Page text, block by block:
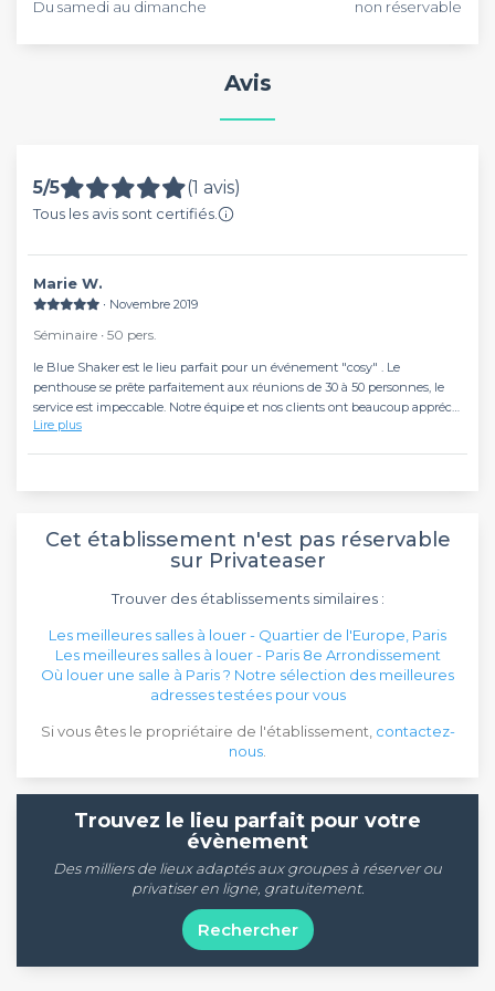
Du samedi au dimanche non réservable
Avis
5/5 (1 avis)
Tous les avis sont certifiés.
Marie W.
∙ Novembre 2019
Séminaire ∙ 50 pers.
le Blue Shaker est le lieu parfait pour un événement "cosy" . Le
penthouse se prête parfaitement aux réunions de 30 à 50 personnes, le
service est impeccable. Notre équipe et nos clients ont beaucoup apprécié
le fait de se sentir "chez soi"
Lire plus
Cet établissement n'est pas réservable
sur Privateaser
Trouver des établissements similaires :
Les meilleures salles à louer - Quartier de l'Europe, Paris
Les meilleures salles à louer - Paris 8e Arrondissement
Où louer une salle à Paris ? Notre sélection des meilleures
adresses testées pour vous
Si vous êtes le propriétaire de l'établissement, contactez-
nous
Trouvez le lieu parfait pour votre
évènement
Des milliers de lieux adaptés aux groupes à réserver ou
privatiser en ligne, gratuitement.
Rechercher